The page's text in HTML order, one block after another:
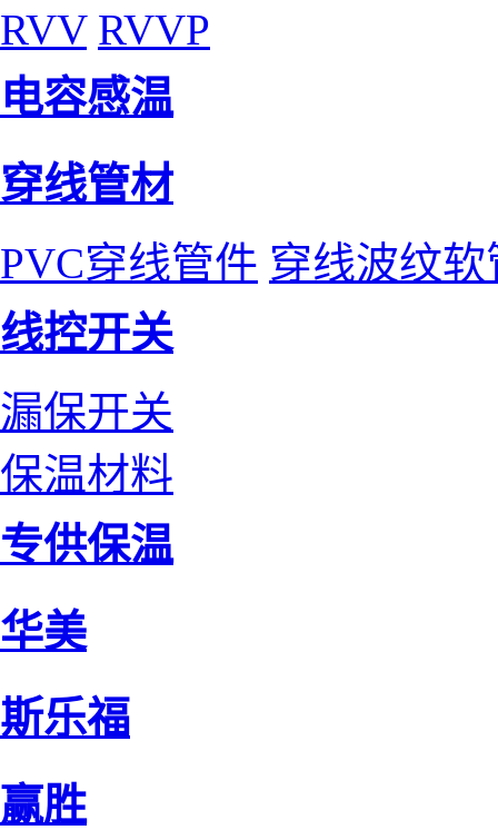
RVV RVVP
电容感温
穿线管材
PVC穿线管件 穿线波纹软
线控开关
漏保开关
保温材料
专供保温
华美
斯乐福
赢胜